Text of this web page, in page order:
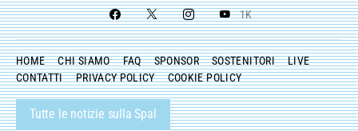
1K
HOME CHI SIAMO FAQ SPONSOR SOSTENITORI
LIVE
CONTATTI
PRIVACY POLICY COOKIE POLICY
Tutte le notizie sulla Spal